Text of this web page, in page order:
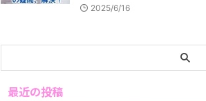
2025/6/16
最近の投稿